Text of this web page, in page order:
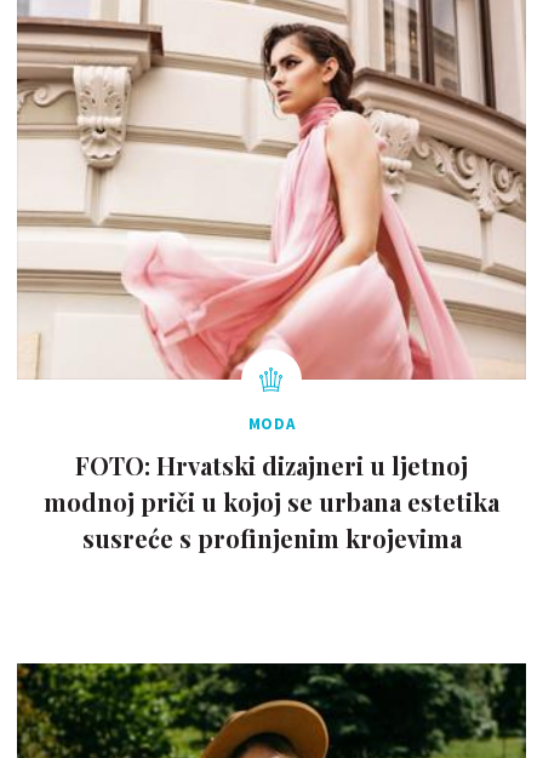
MODA
FOTO: Hrvatski dizajneri u ljetnoj
modnoj priči u kojoj se urbana estetika
susreće s profinjenim krojevima